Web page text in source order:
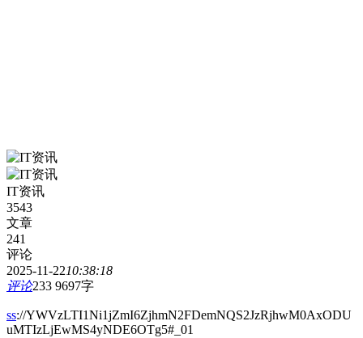
IT资讯
3543
文章
241
评论
2025-11-2210:38:18
评论233 9697字
ss://YWVzLTI1Ni1jZmI6ZjhmN2FDemNQS2JzRjhwM0AxODU
uMTIzLjEwMS4yNDE6OTg5#_01